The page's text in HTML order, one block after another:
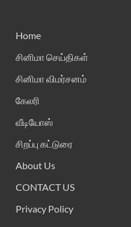
Home
சினிமா செய்திகள்
சினிமா விமர்சனம்
கேலரி
வீடியோஸ்
சிறப்பு கட்டுரை
About Us
CONTACT US
Privacy Policy